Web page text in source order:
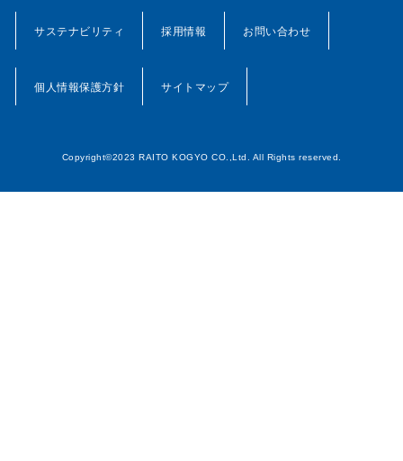
サステナビリティ 採用情報 お問い合わせ
個人情報保護方針 サイトマップ
Copyright©2023 RAITO KOGYO CO.,Ltd. All Rights reserved.